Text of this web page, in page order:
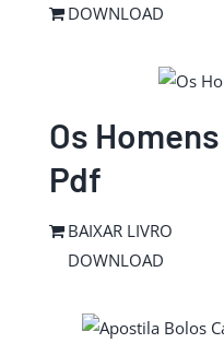
DOWNLOAD
Os
Pdf
BAIXAR LIVRO
DOWNLOAD